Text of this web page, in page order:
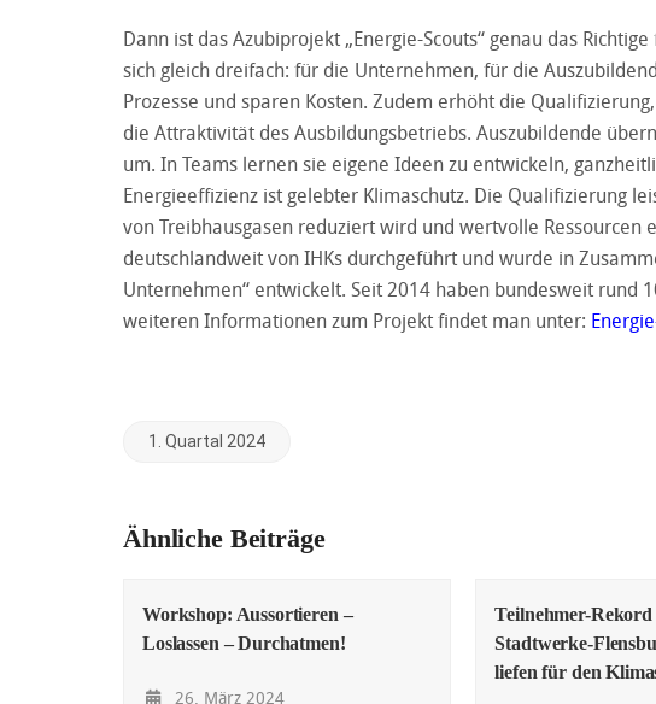
Dann ist das Azubiprojekt „Energie-Scouts“ genau das
sich gleich dreifach: für die Unternehmen, für die
Prozesse und sparen Kosten. Zudem erhöht die
die Attraktivität des Ausbildungsbetriebs. Auszubildende
um. In Teams lernen sie eigene Ideen zu entwickeln,
Energieeffizienz ist gelebter Klimaschutz. Die Qualifizierung
von Treibhausgasen reduziert wird und wertvolle
deutschlandweit von IHKs durchgeführt und wurde in
Unternehmen“ entwickelt. Seit 2014 haben bundesweit rund
weiteren Informationen zum Projekt findet man unter:
1. Quartal 2024
Ähnliche Beiträge
Workshop: Aussortieren –
Loslassen – Durchatmen!
26. März 2024
Teilnehmer-Rekord
Stadtwerke-
liefen für den